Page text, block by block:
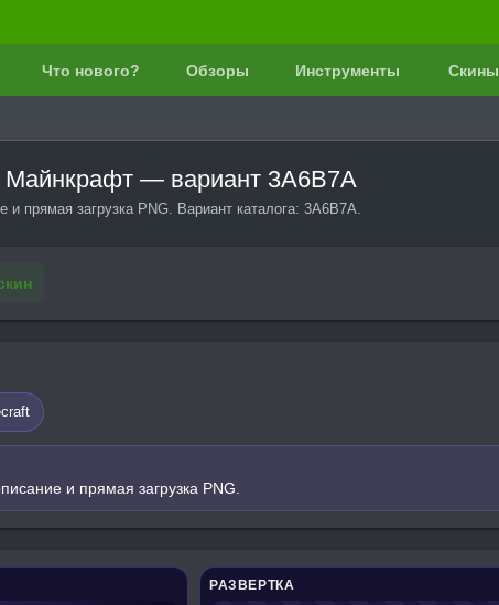
Что нового? Обзоры Инструменты Скины
Майнкрафт — вариант 3A6B7A
прямая загрузка PNG. Вариант каталога: 3A6B7A.
и прямая загрузка PNG.
РАЗВЕРТКА